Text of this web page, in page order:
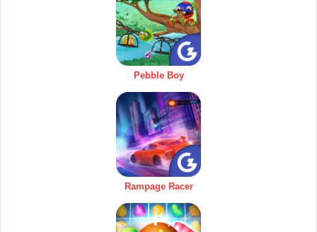
Pebble Boy
Rampage Racer